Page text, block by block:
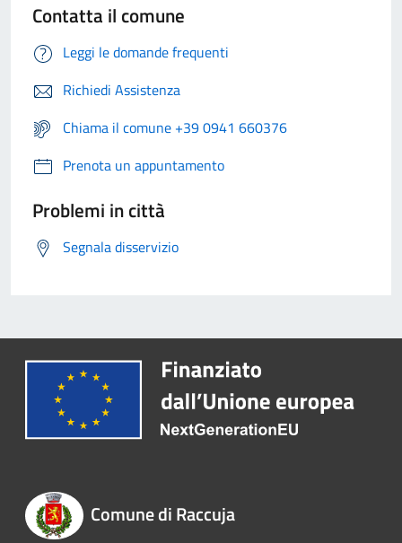
Contatta il comune
Leggi le domande frequenti
Richiedi Assistenza
Chiama il comune +39 0941 660376
Prenota un appuntamento
Problemi in città
Segnala disservizio
Comune di Raccuja